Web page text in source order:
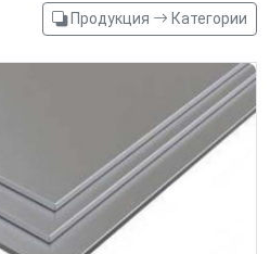
Продукция Категории